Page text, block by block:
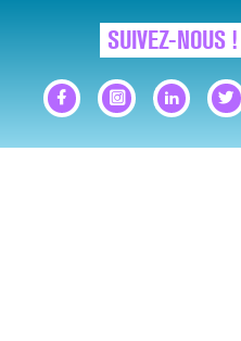
SUIVEZ-NOUS !